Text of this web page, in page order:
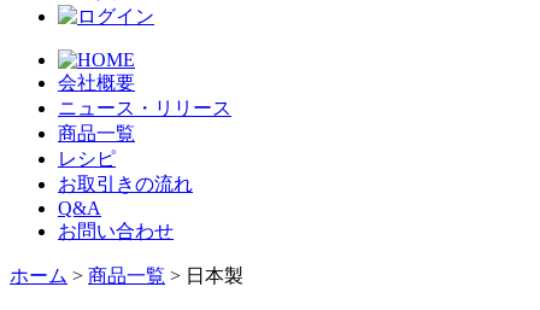
会社概要
ニュース・リリース
商品一覧
レシピ
お取引きの流れ
Q&A
お問い合わせ
ホーム > 商品一覧 > 日本製